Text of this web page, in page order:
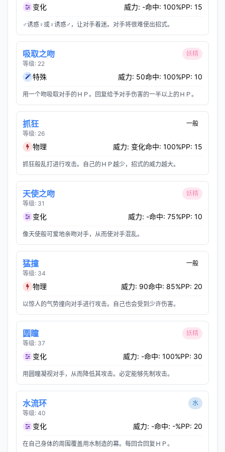
变化 威力: -命中: 100%PP: 15
♂诱惑♀或♀诱惑♂，让对手着迷。对手将很难使出招式。
吸取之吻
等级: 22
妖精
特殊 威力: 50命中: 100%PP: 10
用一个吻吸取对手的ＨＰ。回复给予对手伤害的一半以上的ＨＰ。
抓狂
等级: 26
一般
物理 威力: 变化命中: 100%PP: 15
抓狂般乱打进行攻击。自己的ＨＰ越少，招式的威力越大。
天使之吻
等级: 31
妖精
变化 威力: -命中: 75%PP: 10
像天使般可爱地亲吻对手，从而使对手混乱。
猛撞
等级: 34
一般
物理 威力: 90命中: 85%PP: 20
以惊人的气势撞向对手进行攻击。自己也会受到少许伤害。
圆瞳
等级: 37
妖精
变化 威力: -命中: 100%PP: 30
用圆瞳凝视对手，从而降低其攻击。必定能够先制攻击。
水流环
等级: 40
水
变化 威力: -命中: -%PP: 20
在自己身体的周围覆盖用水制造的幕。每回合回复ＨＰ。